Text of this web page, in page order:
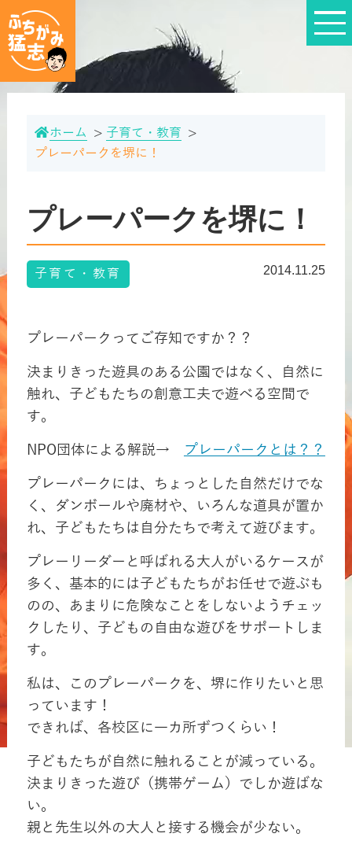
ホーム
子育て・教育
プレーパークを堺に！
プレーパークを堺に！
子育て・教育 2014.11.25
プレーパークってご存知ですか？？
決まりきった遊具のある公園ではなく、自然に
触れ、子どもたちの創意工夫で遊べる空間で
す。
NPO団体による解説→ プレーパークとは？？
プレーパークには、ちょっとした自然だけでな
く、ダンボールや廃材や、いろんな道具が置か
れ、子どもたちは自分たちで考えて遊びます。
プレーリーダーと呼ばれる大人がいるケースが
多く、基本的には子どもたちがお任せで遊ぶも
のの、あまりに危険なことをしないようチェッ
クしたり、子どもの自由な遊びをサポートしま
す。
私は、このプレーパークを、堺に作りたいと思
っています！
できれば、各校区に一カ所ずつくらい！
子どもたちが自然に触れることが減っている。
決まりきった遊び（携帯ゲーム）でしか遊ばな
い。
親と先生以外の大人と接する機会が少ない。